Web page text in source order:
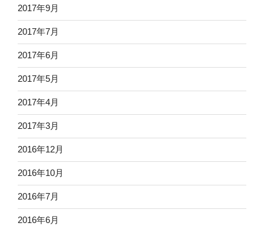
2017年9月
2017年7月
2017年6月
2017年5月
2017年4月
2017年3月
2016年12月
2016年10月
2016年7月
2016年6月